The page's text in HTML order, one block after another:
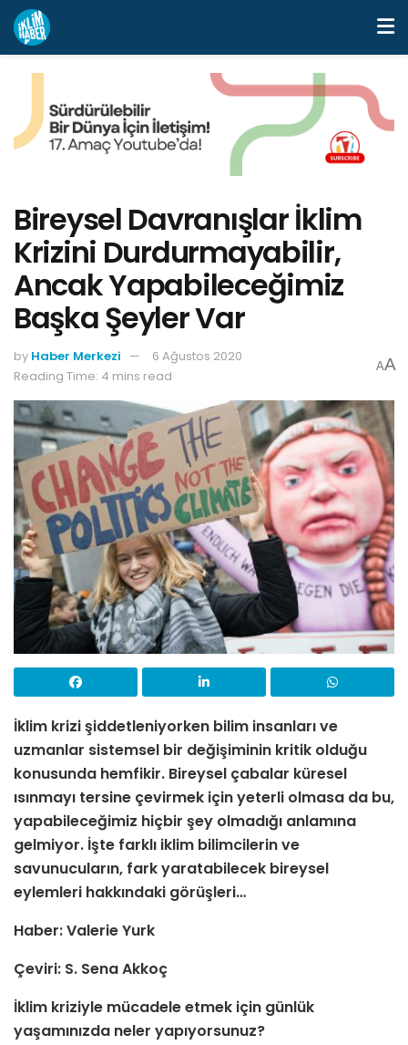
Bireysel Davranışlar İklim
Krizini Durdurmayabilir,
Ancak Yapabileceğimiz
Başka Şeyler Var
by Haber Merkezi
6 Ağustos 2020
Reading Time: 4 mins read
AA
İklim krizi şiddetleniyorken bilim insanları ve
uzmanlar sistemsel bir değişiminin kritik olduğu
konusunda hemfikir. Bireysel çabalar küresel
ısınmayı tersine çevirmek için yeterli olmasa da bu,
yapabileceğimiz hiçbir şey olmadığı anlamına
gelmiyor. İşte farklı iklim bilimcilerin ve
savunucuların, fark yaratabilecek bireysel
eylemleri hakkındaki görüşleri…
Haber: Valerie Yurk
Çeviri: S. Sena Akkoç
İklim kriziyle mücadele etmek için günlük
yaşamınızda neler yapıyorsunuz?